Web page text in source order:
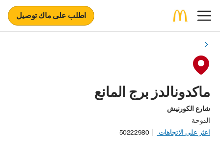
اطلب على ماك توصيل
ماكدونالدز برج المانع
شارع الكورنيش
الدوحة
اعثر على الاتجاهات
50222980